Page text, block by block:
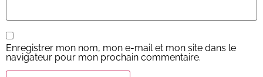
Enregistrer mon nom, mon e-mail et mon site dans le
navigateur pour mon prochain commentaire.